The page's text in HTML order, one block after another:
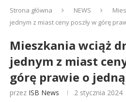
Strona główna NEWS
jednym z miast ceny poszły w górę
Mieszkania wciąż
jednym z miast
górę prawie o
przez ISB News 2 stycznia 2024